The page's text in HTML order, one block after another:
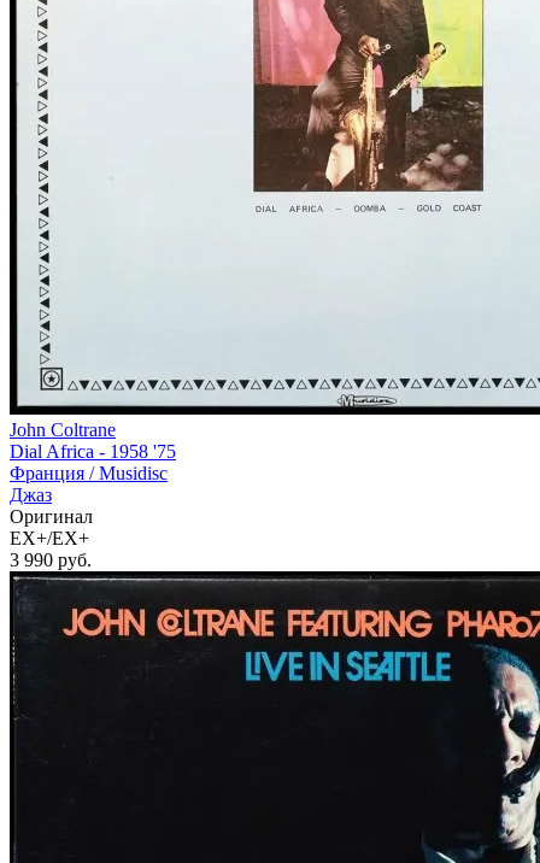
John Coltrane
Dial Africa - 1958 '75
Франция /Musidisc
Джаз
Оригинал
EX+/EX+
3 990 руб.